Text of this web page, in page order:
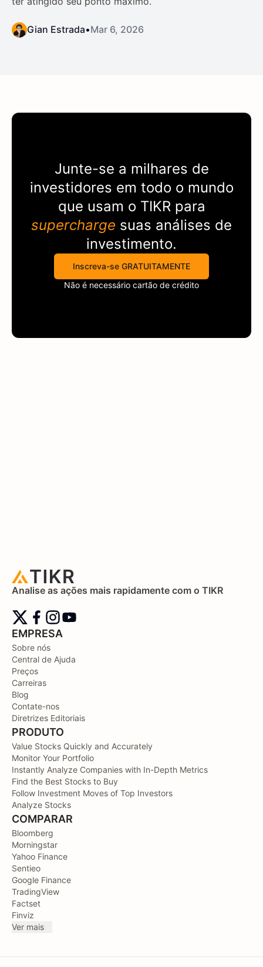
Gian Estrada•Mar 6, 2026
Junte-se a milhares de
investidores em todo o mundo
que usam o TIKR para
supercharge suas análises de
investimento.
Inscreva-se GRATUITAMENTE
Não é necessário cartão de crédito
Analise as ações mais rapidamente com o TIKR
EMPRESA
Sobre nós
Central de Ajuda
Preços
Carreiras
Blog
Contate-nos
Diretrizes Editoriais
PRODUTO
Value Stocks Quickly and Accurately
Monitor Your Portfolio
Instantly Analyze Companies with In-Depth Metrics
Find the Best Stocks to Buy
Follow Investment Moves of Top Investors
Analyze Stocks
COMPARAR
Bloomberg
Morningstar
Yahoo Finance
Sentieo
Google Finance
TradingView
Factset
Finviz
Ver mais